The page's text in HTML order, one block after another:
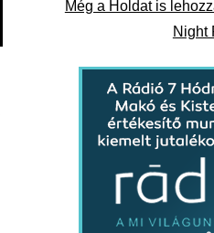
Még a Holdat is
Night